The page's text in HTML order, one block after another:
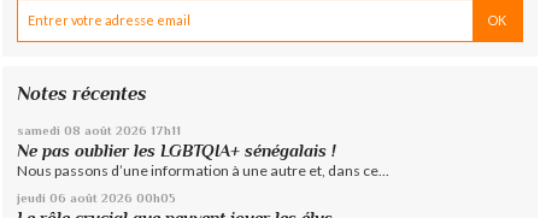
Notes récentes
samedi 08 août 2026 17h11
Ne pas oublier les LGBTQIA+ sénégalais !
Nous passons d’une information à une autre et, dans ce...
jeudi 06 août 2026 00h05